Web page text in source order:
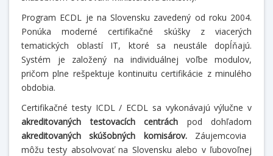
Program ECDL je na Slovensku zavedený od roku 2004.
Ponúka moderné certifikačné skúšky z viacerých
tematických oblastí IT, ktoré sa neustále dopĺňajú.
Systém je založený na individuálnej voľbe modulov,
pričom plne rešpektuje kontinuitu certifikácie z minulého
obdobia.
Certifikačné testy ICDL / ECDL sa vykonávajú výlučne v
akreditovaných testovacích centrách pod dohľadom
akreditovaných skúšobných komisárov.Záujemcovia
môžu testy absolvovať na Slovensku alebo v ľubovoľnej